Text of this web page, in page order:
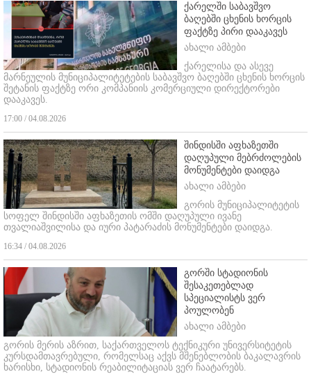
ქარელში საბავშვო
ბაღებში ცხენის ხორცის
ფაქტზე პირი დააკავეს
ახალი ამბები
ქარელისა და ასევე
მარნეულის მუნიციპალიტეტების საბავშვო ბაღებში ცხენის ხორცის
შეტანის ფაქტზე ორი კომპანიის კომერციული დირექტორები
დააკავეს.
17:00 / 04.08.2026
შინდისში აფხაზეთში
დაღუპული მებრძოლების
მონუმენტები დაიდგა
ახალი ამბები
გორის მუნიციპალიტეტის
სოფელ შინდისში აფხაზეთის ომში დაღუპული ივანე
თვალიაშვილისა და იური პატარაძის მონუმენტები დაიდგა.
16:34 / 04.08.2026
გორში სტადიონის
შესაკეთებლად
სპეციალისტს ვერ
პოულობენ
ახალი ამბები
გორის მერის აზრით, საქართველოს ტექნიკური უნივერსიტეტის
კურსდამთავრებული, რომელსაც აქვს მშენებლობის ბაკალავრის
ხარისხი, სტადიონის რეაბილიტაციას ვერ ჩაატარებს.